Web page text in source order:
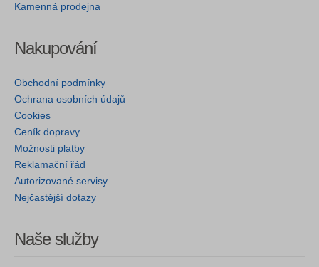
Kamenná prodejna
Nakupování
Obchodní podmínky
Ochrana osobních údajů
Cookies
Ceník dopravy
Možnosti platby
Reklamační řád
Autorizované servisy
Nejčastější dotazy
Naše služby